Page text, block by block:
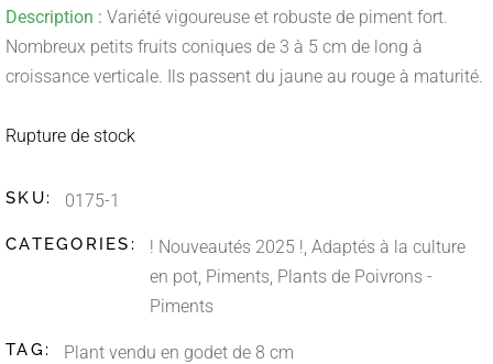
Description : Variété vigoureuse et robuste de piment fort.
Nombreux petits fruits coniques de 3 à 5 cm de long à
croissance verticale. Ils passent du jaune au rouge à maturité.
Rupture de stock
SKU: 0175-1
CATEGORIES: ! Nouveautés 2025 !, Adaptés à la culture
en pot, Piments, Plants de Poivrons -
Piments
TAG: Plant vendu en godet de 8 cm